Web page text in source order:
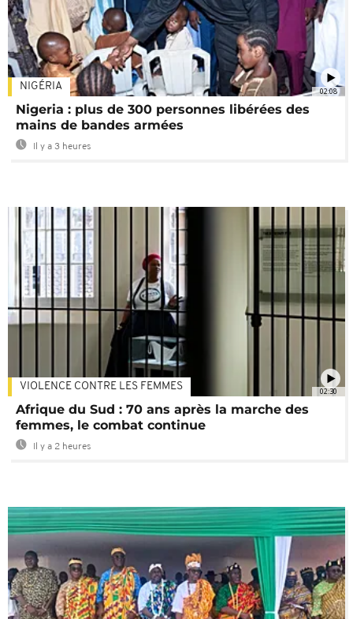
02:08
NIGÉRIA
Nigeria : plus de 300 personnes libérées des
mains de bandes armées
Il y a 3 heures
02:30
VIOLENCE CONTRE LES FEMMES
Afrique du Sud : 70 ans après la marche des
femmes, le combat continue
Il y a 2 heures